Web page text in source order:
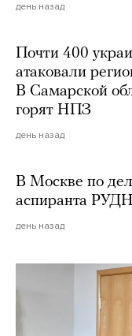
день назад
Почти 400
атаковали
В Самарской
горят НПЗ
день назад
В Москве по
аспиранта
день назад